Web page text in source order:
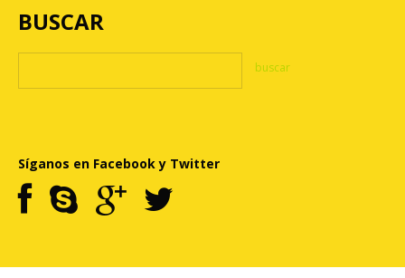
BUSCAR
Síganos en Facebook y Twitter